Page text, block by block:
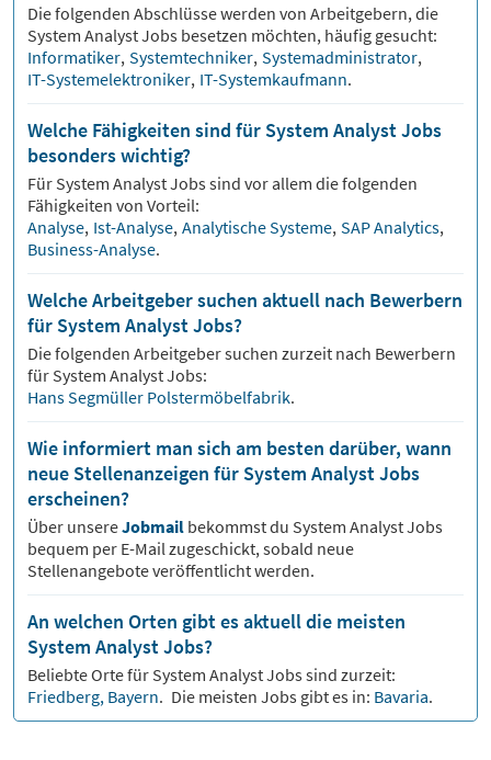
Die folgenden Abschlüsse werden von Arbeitgebern, die
System AnalystJobs besetzen möchten, häufig gesucht:
Informatiker, Systemtechniker, Systemadministrator,
IT-Systemelektroniker, IT-Systemkaufmann.
Welche Fähigkeiten sind für System Analyst Jobs
besonders wichtig?
Für System AnalystJobs sind vor allem die folgenden
Fähigkeiten von Vorteil:
Analyse, Ist-Analyse, Analytische Systeme, SAP Analytics,
Business-Analyse.
Welche Arbeitgeber suchen aktuell nach Bewerbern
für System Analyst Jobs?
Die folgenden Arbeitgeber suchen zurzeit nach Bewerbern
für System AnalystJobs:
Hans Segmüller Polstermöbelfabrik.
Wie informiert man sich am besten darüber, wann
neue Stellenanzeigen für System Analyst Jobs
erscheinen?
Über unsereJobmail bekommst du System AnalystJobs
bequem per E-Mail zugeschickt, sobald neue
Stellenangebote veröffentlicht werden.
An welchen Orten gibt es aktuell die meisten
System Analyst Jobs?
Beliebte Orte für System AnalystJobs sind zurzeit:
Friedberg, Bayern. Die meisten Jobs gibt es in: Bavaria.